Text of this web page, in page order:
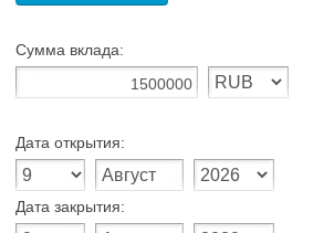
Сумма вклада:
Дата открытия:
Дата закрытия: